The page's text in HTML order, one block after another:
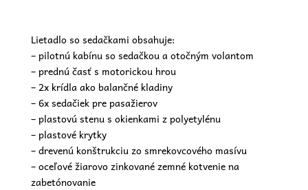
Lietadlo so sedačkami obsahuje:
– pilotnú kabínu so sedačkou a otočným volantom
– prednú časť s motorickou hrou
– 2x krídla ako balančné kladiny
– 6x sedačiek pre pasažierov
– plastovú stenu s okienkami z polyetylénu
– plastové krytky
– drevenú konštrukciu zo smrekovcového masívu
– oceľové žiarovo zinkované zemné kotvenie na
zabetónovanie